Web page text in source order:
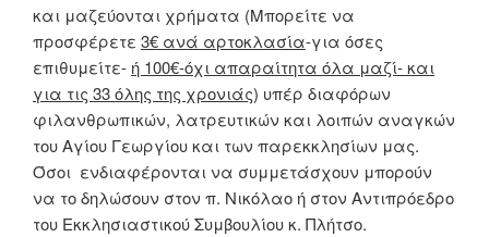
και μαζεύονται χρήματα (Μπορείτε να
προσφέρετε 3€ ανά αρτοκλασία-για όσες
επιθυμείτε- ή 100€-όχι απαραίτητα όλα μαζί- και
για τις 33 όλης της χρονιάς) υπέρ διαφόρων
φιλανθρωπικών, λατρευτικών και λοιπών αναγκών
του Αγίου Γεωργίου και των παρεκκλησίων μας.
Όσοι ενδιαφέρονται να συμμετάσχουν μπορούν
να το δηλώσουν στον π. Νικόλαο ή στον Αντιπρόεδρο
του Εκκλησιαστικού Συμβουλίου κ. Πλήτσο.